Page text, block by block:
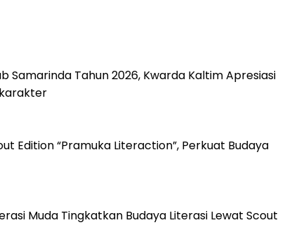
Samarinda Tahun 2026, Kwarda Kaltim Apresiasi
Edition “Pramuka Literaction”, Perkuat Budaya
Muda Tingkatkan Budaya Literasi Lewat Scout